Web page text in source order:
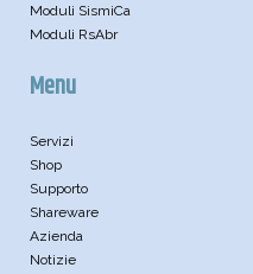
Moduli SismiCa
Moduli RsAbr
Menu
Servizi
Shop
Supporto
Shareware
Azienda
Notizie